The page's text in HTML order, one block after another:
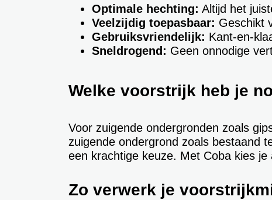
Optimale hechting: Altijd het
Veelzijdig toepasbaar: Geschikt
Gebruiksvriendelijk: Kant-en-
Sneldrogend: Geen onnodige
Welke voorstrijk heb je
Voor zuigende ondergronden zoals
zuigende ondergrond zoals bestaand
een krachtige keuze. Met Coba kies
Zo verwerk je